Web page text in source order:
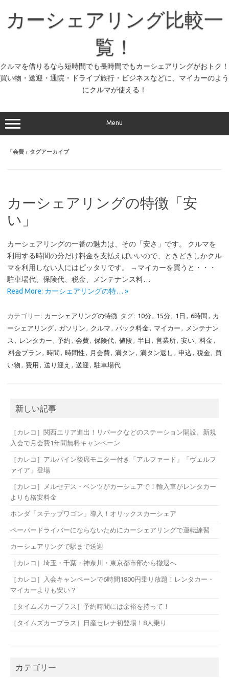
プ
カーシェアリング比較一
覧！
クルマを借りるなら短時間でも長時間でもカーシェアリングがおトク！
買い物・送迎・通院・ドライブ旅行・ビジネスなどに、マイカーのよう
にクルマが使える！
Menu
「会費 」タグアーカイブ
カーシェアリングの特徴「安
い」
カーシェアリングの一番の魅力は、その「安さ」です。 クルマを
利用する時間の分だけ料金を支払えばいいので、ときどきしかクル
マを利用しない人にはピッタリです。 →マイカーを買うと・・・
駐車場代、保険代、税金、メンテナンス料…
Read More: カーシェアリングの特… »
カテゴリー: カーシェアリングの特徴 タグ: 10分 , 15分 , 1日 , 6時間 , カ
ーシェアリング, ガソリン , クルマ , パック料金, マイカー ,
メンテナン
ス , レンタカー , 予約 , 会費, 保険代, 値段, 半日 , 営業所, 安い, 料金,
料金プラン , 時間 , 時間性 , 月会費, 満タン , 満タン返し , 申込 , 税金, 買
い物 , 費用 , 送り迎え , 送迎 , 駐車場代
新しい記事
［カレコ］関西エリア進出！リパークなどのステーション開設。新規
入会で月会費1年間無料キャンペーン
［カレコ］アルパイン後席モニター付き「アルファード」「ヴェルフ
ァイア」登場
［カレコ］メルセデス・ベンツがカーシェアで！輸入車がレンタカー
よりも格安料金
ホンダ「ステップワゴン」導入！オリックスカーシェア
ペーパードライバーにならないためにカーシェアリングで運転練習
カーシェアリングで駅まで送迎
［カレコ］埼玉・千葉・神奈川・東京都市部から撤退へ
［カレコ］入会キャンペーンで6時間1800円乗り放題！レンタカー・
マイカーよりも安い？
［タイムズカープラス］予約時間には余裕を持って！
［タイムズカープラス］日産セレナ初登場！8人乗り
カテゴリー